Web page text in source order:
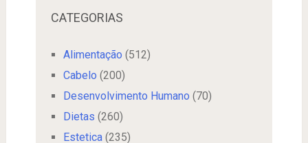
CATEGORIAS
Alimentação (512)
Cabelo (200)
Desenvolvimento Humano (70)
Dietas (260)
Estetica(235)